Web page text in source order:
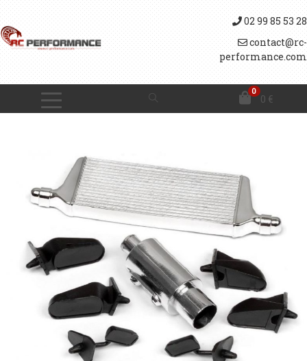
02 99 85 53 28
contact@rc-
performance.com
0
0 €